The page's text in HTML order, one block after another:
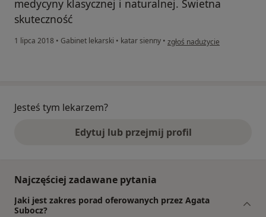
medycyny klasycznej i naturalnej. Świetna
skuteczność
1 lipca 2018 • Gabinet lekarski • katar sienny • w opinii użytkownika Konto
zgłoś nadużycie
Jesteś tym lekarzem?
Edytuj lub przejmij profil
Najczęściej zadawane pytania
Jaki jest zakres porad oferowanych przez Agata
Subocz?